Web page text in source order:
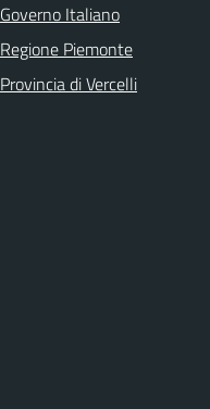
Governo Italiano
Regione Piemonte
Provincia di Vercelli